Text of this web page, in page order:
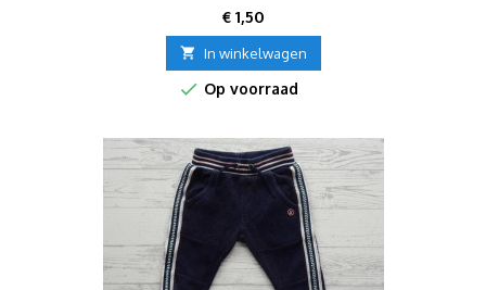
Prijs
€ 1,50
 In winkelwagen
 Op voorraad